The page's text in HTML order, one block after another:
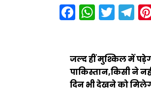
Facebook
जल्द हीं मुश्किल में
पाकिस्तान,किसी ने
दिन भी देखने को